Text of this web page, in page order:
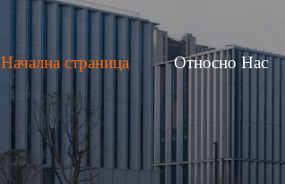
Начална страница Относно Нас